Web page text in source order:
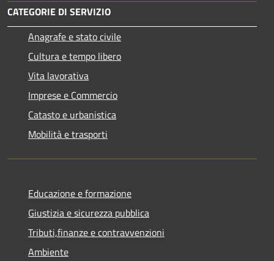
CATEGORIE DI SERVIZIO
Anagrafe e stato civile
Cultura e tempo libero
Vita lavorativa
Imprese e Commercio
Catasto e urbanistica
Mobilità e trasporti
Educazione e formazione
Giustizia e sicurezza pubblica
Tributi,finanze e contravvenzioni
Ambiente